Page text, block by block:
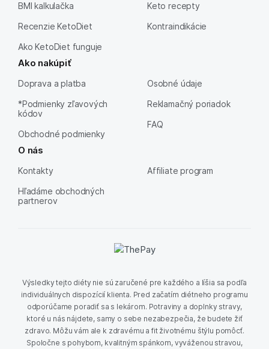
BMI kalkulačka
Recenzie KetoDiet
Ako KetoDiet funguje
Keto recepty
Kontraindikácie
Ako nakúpiť
Doprava a platba
*Podmienky zľavových
kódov
Obchodné podmienky
Osobné údaje
Reklamačný poriadok
FAQ
O nás
Kontakty
Hľadáme obchodných
partnerov
Affiliate program
Výsledky tejto diéty nie sú zaručené pre každého a líšia sa podľa
individuálnych dispozícií klienta. Pred začatím diétneho programu
odporúčame poradiť sa s lekárom. Potraviny a doplnky stravy,
ktoré u nás nájdete, samy o sebe nezabezpečia, že budete žiť
zdravo. Môžu vám ale k zdravému a fit životnému štýlu pomôcť.
Spoločne s pohybom, kvalitným spánkom, vyváženou stravou,